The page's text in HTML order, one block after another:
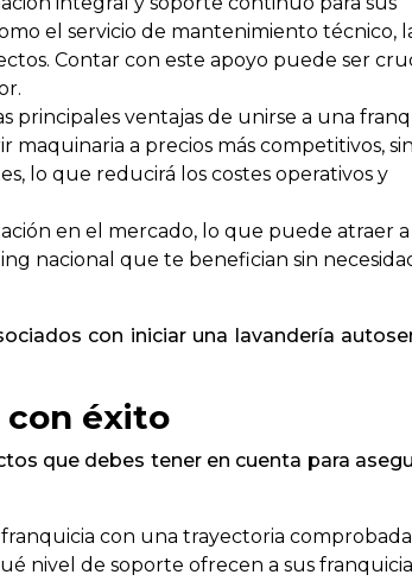
el servicio de mantenimiento técnico,
Contar con este apoyo puede ser
principales ventajas de unirse a una
a precios más competitivos,
lo que reducirá los costes operativos y
en el mercado, lo que puede atraer a
nacional que te benefician sin
con iniciar una lavandería
con éxito
que debes tener en cuenta para
con una trayectoria
nivel de soporte ofrecen a sus